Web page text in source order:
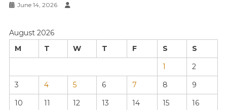
June 14, 2026
August 2026
M
T W T F S
S
1
2
3
4 5 6 7 8
9
10
11 12 13 14 15
16